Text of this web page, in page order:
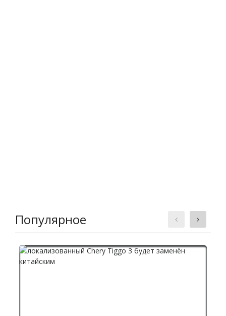
Популярное